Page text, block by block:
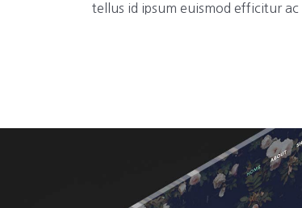
tellus id ipsum euismod efficitur ac